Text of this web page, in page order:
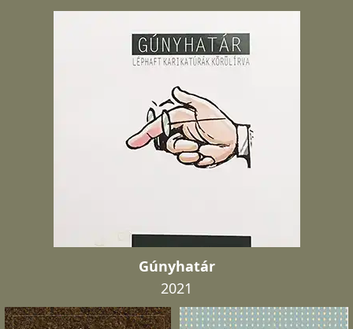
Gúnyhatár
2021